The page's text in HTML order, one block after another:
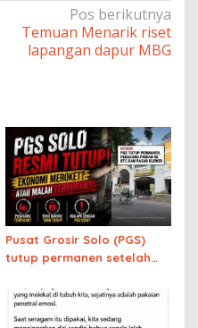
Pos berikutnya
Temuan Menarik riset
lapangan dapur MBG
Pusat Grosir Solo (PGS)
tutup permanen setelah
tahun. Ekonomi meroket?